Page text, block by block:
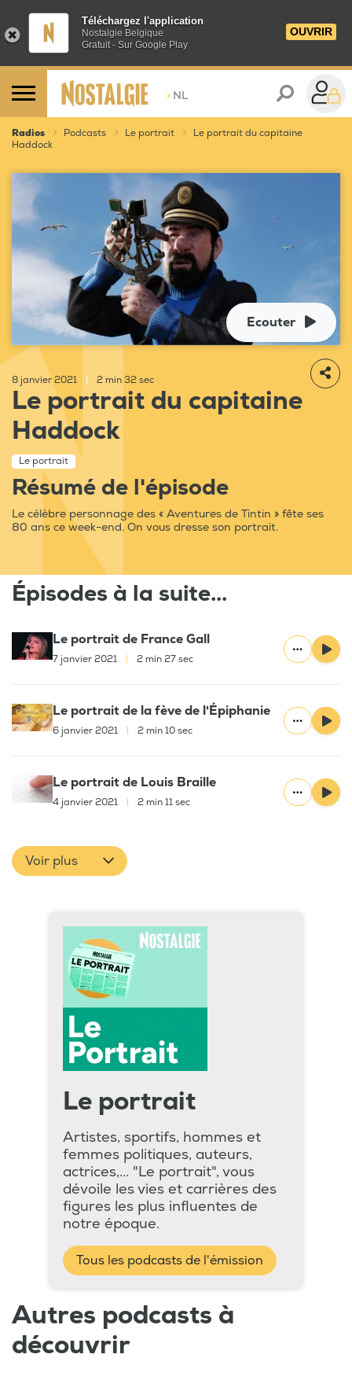
Téléchargez l'application
Nostalgie Belgique
Gratuit - Sur Google Play
OUVRIR
> NL
Radios Podcasts Le portrait
Le portrait du capitaine
Haddock
Ecouter
8 janvier 2021 2 min 32 sec
Le portrait du capitaine
Haddock
Le portrait
Résumé de l'épisode
Le célèbre personnage des « Aventures de Tintin » fête ses
80 ans ce week-end. On vous dresse son portrait.
Épisodes à la suite...
Le portrait de France Gall
7 janvier 2021 2 min 27 sec
Le portrait de la fève de l'Épiphanie
6 janvier 2021 2 min 10 sec
Le portrait de Louis Braille
4 janvier 2021 2 min 11 sec
Voir plus
Le portrait
Artistes, sportifs, hommes et
femmes politiques, auteurs,
actrices,... "Le portrait", vous
dévoile les vies et carrières des
figures les plus influentes de
notre époque.
Tous les podcasts de l'émission
Autres podcasts à
découvrir